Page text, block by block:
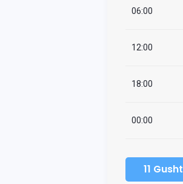
06:00
12:00
18:00
00:00
11 Gusht